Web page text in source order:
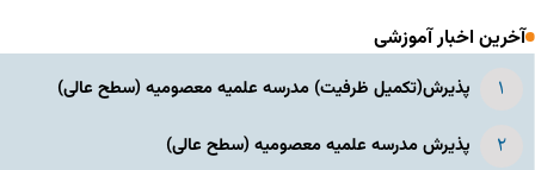
آخرین اخبار آموزشی
پذیرش(تکمیل ظرفیت) مدرسه علمیه معصومیه‌ (سطح عالی)
پذیرش مدرسه علمیه معصومیه‌ (سطح عالی)